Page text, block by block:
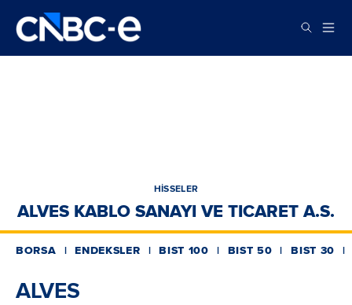
HİSSELER
ALVES KABLO SANAYI VE TICARET A.S.
BORSA ENDEKSLER BIST 100 BIST 50 BIST 30
ALVES